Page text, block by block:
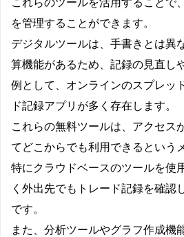
これらのツールを活用することで
を管理することができます。
デジタルツールは、手書きとは異
算機能があるため、記録の見直し
例として、オンラインのスプレッ
ド記録アプリが多く存在します。
これらの無料ツールは、アクセス
てどこからでも利用できるという
特にクラウドベースのツールを使
く外出先でもトレード記録を確認
です。
また、分析ツールやグラフ作成機